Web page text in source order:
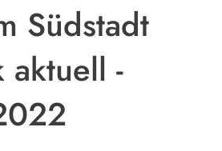
Südstadt
aktuell -